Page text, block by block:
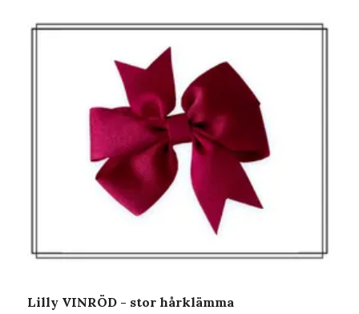
Lilly VINRÖD - stor hårklämma